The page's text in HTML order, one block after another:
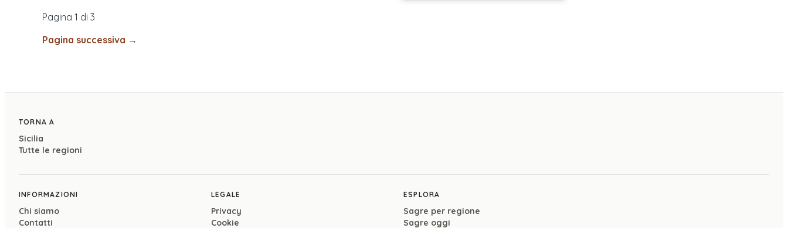
Pagina 1 di 3
Pagina successiva →
TORNA A
Sicilia
Tutte le regioni
INFORMAZIONI
Chi siamo
Contatti
LEGALE
Privacy
Cookie
ESPLORA
Sagre per regione
Sagre oggi